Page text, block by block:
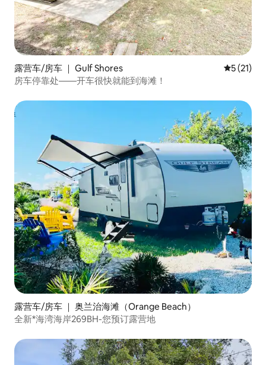
露营车/房车 ｜ Gulf Shores 平均评分
5 (21)
房车停靠处——开车很快就能到海滩！
露营车/房车 ｜ 奥兰治海滩（Orange Beach）
全新*海湾海岸269BH-您预订露营地